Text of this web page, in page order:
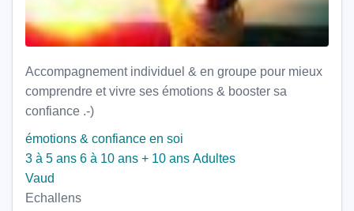
Accompagnement individuel & en groupe pour mieux
comprendre et vivre ses émotions & booster sa
confiance .-)
émotions & confiance en soi
3 à 5 ans 6 à 10 ans + 10 ans Adultes
Vaud
Echallens